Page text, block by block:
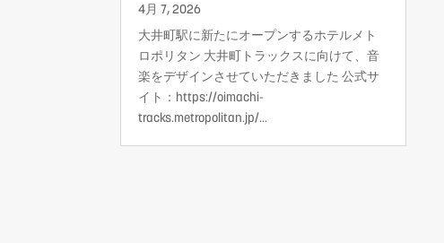
4月 7, 2026
大井町駅に新たにオープンするホテルメト
ロポリタン 大井町トラックスに向けて、音
楽をデザインさせていただきました 公式サ
イト：https://oimachi-
tracks.metropolitan.jp/...